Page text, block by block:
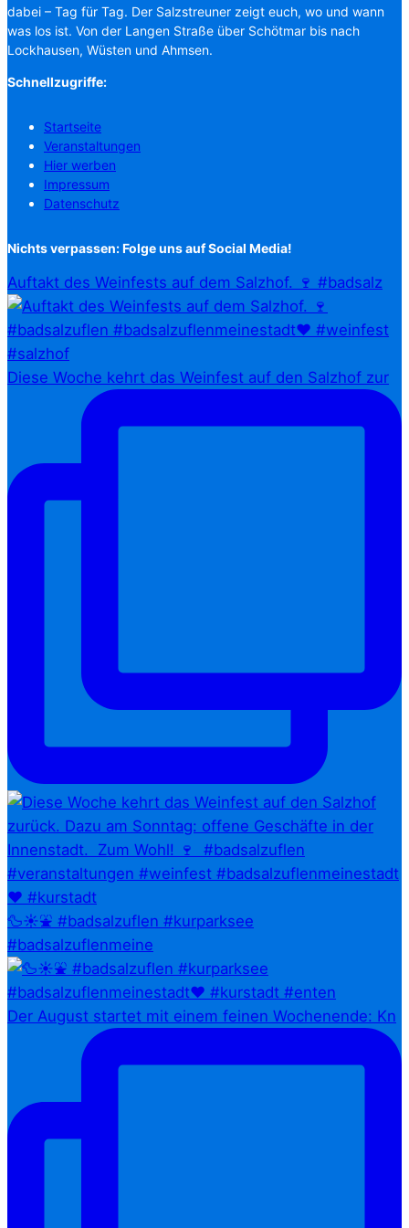
dabei – Tag für Tag. Der Salzstreuner zeigt euch, wo und wann
was los ist. Von der Langen Straße über Schötmar bis nach
Lockhausen, Wüsten und Ahmsen.
Schnellzugriffe:
Startseite
Veranstaltungen
Hier werben
Impressum
Datenschutz
Nichts verpassen: Folge uns auf Social Media!
Auftakt des Weinfests auf dem Salzhof. 🍷 #badsalz
Diese Woche kehrt das Weinfest auf den Salzhof zur
🦆☀️⛲ #badsalzuflen #kurparksee
#badsalzuflenmeine
Der August startet mit einem feinen Wochenende: Kn